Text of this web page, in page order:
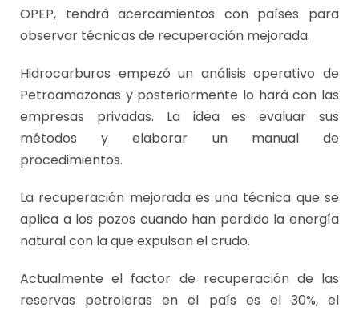
OPEP, tendrá acercamientos con países para
observar técnicas de recuperación mejorada.
Hidrocarburos empezó un análisis operativo de
Petroamazonas y posteriormente lo hará con las
empresas privadas. La idea es evaluar sus
métodos y elaborar un manual de
procedimientos.
La recuperación mejorada es una técnica que se
aplica a los pozos cuando han perdido la energía
natural con la que expulsan el crudo.
Actualmente el factor de recuperación de las
reservas petroleras en el país es el 30%, el